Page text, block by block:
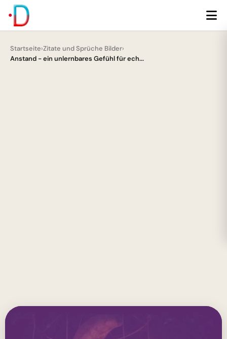
Startseite›Zitate und Sprüche Bilder›
Anstand - ein unlernbares Gefühl für ech...